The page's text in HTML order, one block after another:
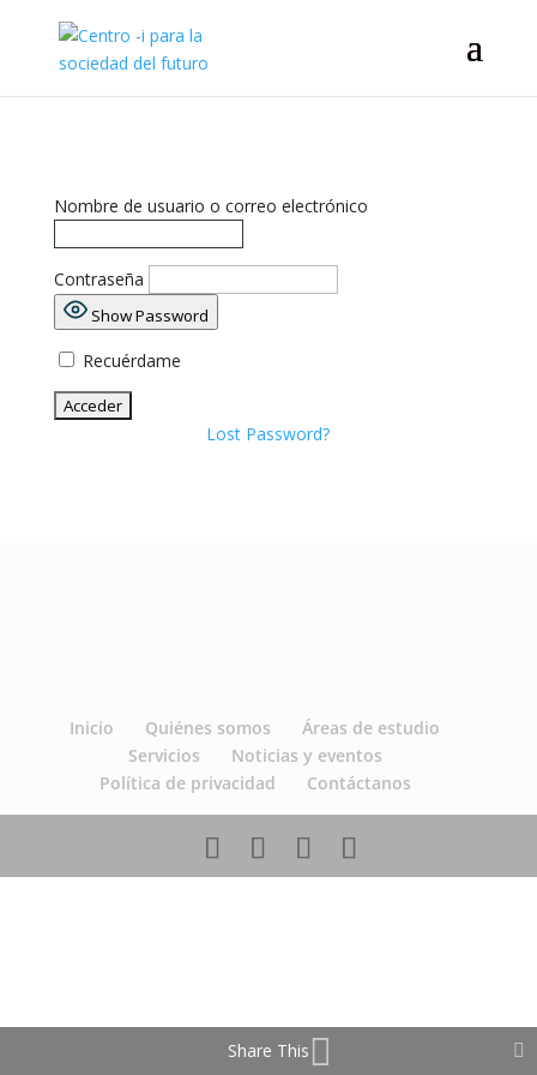
Nombre de usuario o correo electrónico
Contraseña
Show Password
Recuérdame
Lost Password?
Inicio Quiénes somos
Áreas de estudio
Servicios
Noticias y eventos
Política de privacidad
Contáctanos
Share This